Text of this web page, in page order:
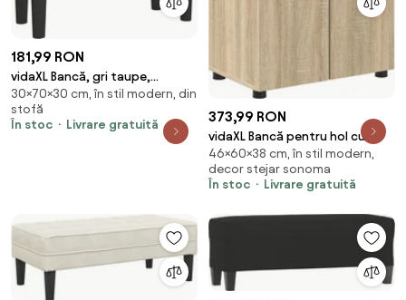
181,99 RON
vidaXL Bancă, gri taupe,
70x30x30 cm, textil
30×70×30 cm, în stil modern, din
stofă
În stoc
Livrare gratuită
373,99 RON
vidaXL Bancă pentru hol cu
pernă cu raft Stejar Sonoma 60
x 38 x 46 cm
46×60×38 cm, în stil modern,
decor stejar sonoma
În stoc
Livrare gratuită